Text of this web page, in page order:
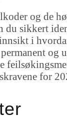
og de
du sikkert
i
for